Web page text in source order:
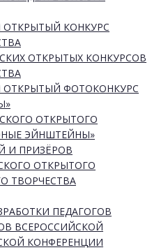
ОТКРЫТЫЙ КОНКУРС
ОТКРЫТЫХ КОНКУРСОВ
ОТКРЫТЫЙ ФОТОКОНКУРС
ОТКРЫТОГО
ЭЙНШТЕЙНЫ»
И ПРИЗЁРОВ
ОТКРЫТОГО
ТВОРЧЕСТВА
ПЕДАГОГОВ
ВСЕРОССИЙСКОЙ
КОНФЕРЕНЦИИ